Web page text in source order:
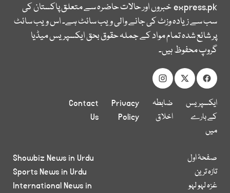
express.pkخبروں اور حالات حاضرہ سے متعلق پاکستان کی
سب سے زیادہ وزٹ کی جانے والی ویب سائٹ ہے۔ اس ویب سائٹ
پر شائع شدہ تمام مواد کے جملہ حقوق بحق ایکسپریس میڈیا
گروپ محفوظ ہیں۔
ایکسپریس
کے بارے
میں
ضابطہ
اخلاق
Privacy
Policy
Contact
Us
صفحۂ اول
تازہ ترین
غزہ لہو لہو
Showbiz News in Urdu
Sports News in Urdu
International News in